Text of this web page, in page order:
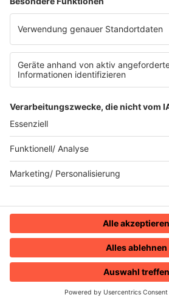
HOME RADIOS
1982
Toto "Africa"
Ein Keyboard, eine verrückte
Song, an den kaum jemand
„Africa“ zum größten Hit von